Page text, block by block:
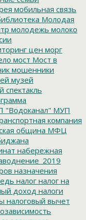
мобильная связь
Молодая
молодежь молоко
цен морг
мост Мост в
мошенники
музей
спектакль
"Водоканал" МУП
компания
община МФЦ
набережная
назначения
налог налог на
доход налоги
налоговый вычет